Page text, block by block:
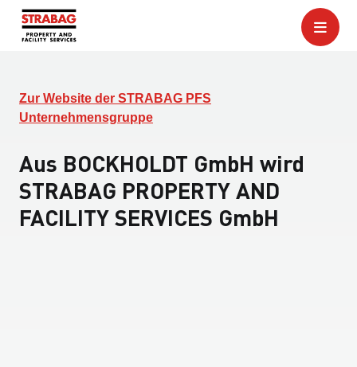
Zur Website der STRABAG PFS
Unternehmensgruppe
Aus BOCKHOLDT GmbH wird
STRABAG PROPERTY AND
FACILITY SERVICES GmbH